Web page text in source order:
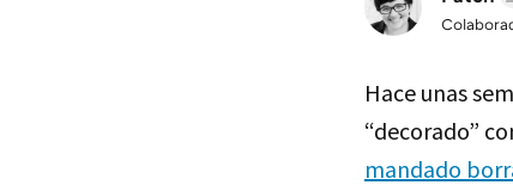
Hace unas
“decorado”
mandado